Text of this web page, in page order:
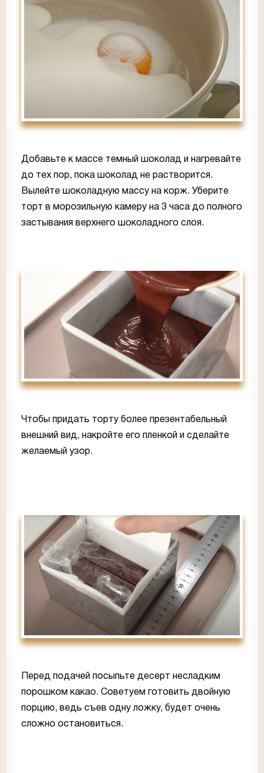
Добавьте к массе темный шоколад и нагревайте
до тех пор, пока шоколад не растворится.
Вылейте шоколадную массу на корж. Уберите
торт в морозильную камеру на 3 часа до полного
застывания верхнего шоколадного слоя.
Чтобы придать торту более презентабельный
внешний вид, накройте его пленкой и сделайте
желаемый узор.
Перед подачей посыпьте десерт несладким
порошком какао. Советуем готовить двойную
порцию, ведь съев одну ложку, будет очень
сложно остановиться.